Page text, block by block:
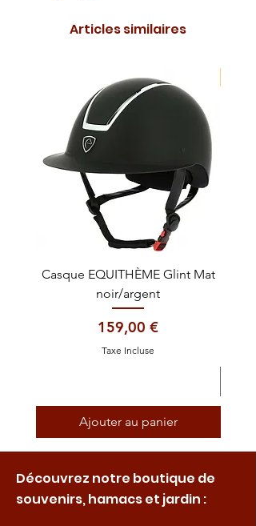
Articles similaires
Casque EQUITHÈME Glint Mat
noir/argent
Prix
159,00 €
Taxe Incluse
Ajouter au panier
Découvrez notre boutique de
souvenirs, hamacs et jardin :